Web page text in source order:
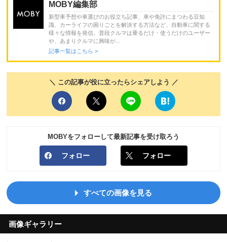
MOBY編集部
新型車予想や車選びのお役立ち記事、車や免許にまつわる豆知
識、カーライフの困りごとを解決する方法など、自動車に関する
様々な情報を発信。普段クルマは乗るだけ・使うだけのユーザー
や、あまりクルマに興味が...
記事一覧はこちら >
＼ この記事が役に立ったらシェアしよう ／
MOBYをフォローして最新記事を受け取ろう
フォロー フォロー
すべての画像を見る
画像ギャラリー